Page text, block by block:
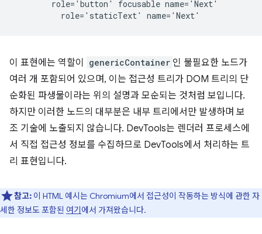
        role='button' focusable name='Next'
이 표현에는 역할이 genericContainer 인 불필요한 노드가
여러 개 포함되어 있으며, 이는 접근성 트리가 DOM 트리의 단
순화된 파생물이라는 위의 설명과 모순되는 것처럼 보입니다.
하지만 이러한 노드의 대부분은 내부 트리에서만 발생하며 보
조 기술에 노출되지 않습니다. DevTools는 렌더러 프로세스에
서 직접 접근성 정보를 수집하므로 DevTools에서 처리하는 트
리 표현입니다.
참고: 이 HTML 예시는 Chromium에서 접근성이 작동하는 방식에 관한 자
세한 정보도 포함된 여기 에서 가져왔습니다.